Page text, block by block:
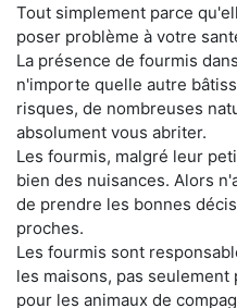
Tout simplement parce
poser problème à votre
La présence de fourmis
n'importe quelle autre
risques, de nombreuses
absolument vous abriter.
Les fourmis, malgré leur
bien des nuisances. Alors
de prendre les bonnes
proches.
Les fourmis sont
les maisons, pas
pour les animaux de